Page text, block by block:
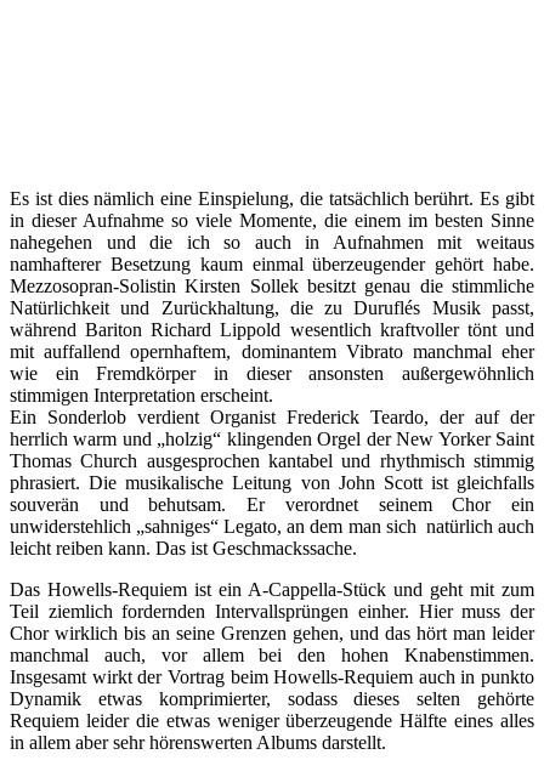
Es ist dies nämlich eine Einspielung, die tatsächlich berührt. Es gibt
in dieser Aufnahme so viele Momente, die einem im besten Sinne
nahegehen und die ich so auch in Aufnahmen mit weitaus
namhafterer Besetzung kaum einmal überzeugender gehört habe.
Mezzosopran-Solistin Kirsten Sollek besitzt genau die stimmliche
Natürlichkeit und Zurückhaltung, die zu Duruflés Musik passt,
während Bariton Richard Lippold wesentlich kraftvoller tönt und
mit auffallend opernhaftem, dominantem Vibrato manchmal eher
wie ein Fremdkörper in dieser ansonsten außergewöhnlich
stimmigen Interpretation erscheint.
Ein Sonderlob verdient Organist Frederick Teardo, der auf der
herrlich warm und „holzig“ klingenden Orgel der New Yorker Saint
Thomas Church ausgesprochen kantabel und rhythmisch stimmig
phrasiert. Die musikalische Leitung von John Scott ist gleichfalls
souverän und behutsam. Er verordnet seinem Chor ein
unwiderstehlich „sahniges“ Legato, an dem man sich natürlich auch
leicht reiben kann. Das ist Geschmackssache.
Das Howells-Requiem ist ein A-Cappella-Stück und geht mit zum
Teil ziemlich fordernden Intervallsprüngen einher. Hier muss der
Chor wirklich bis an seine Grenzen gehen, und das hört man leider
manchmal auch, vor allem bei den hohen Knabenstimmen.
Insgesamt wirkt der Vortrag beim Howells-Requiem auch in punkto
Dynamik etwas komprimierter, sodass dieses selten gehörte
Requiem leider die etwas weniger überzeugende Hälfte eines alles
in allem aber sehr hörenswerten Albums darstellt.